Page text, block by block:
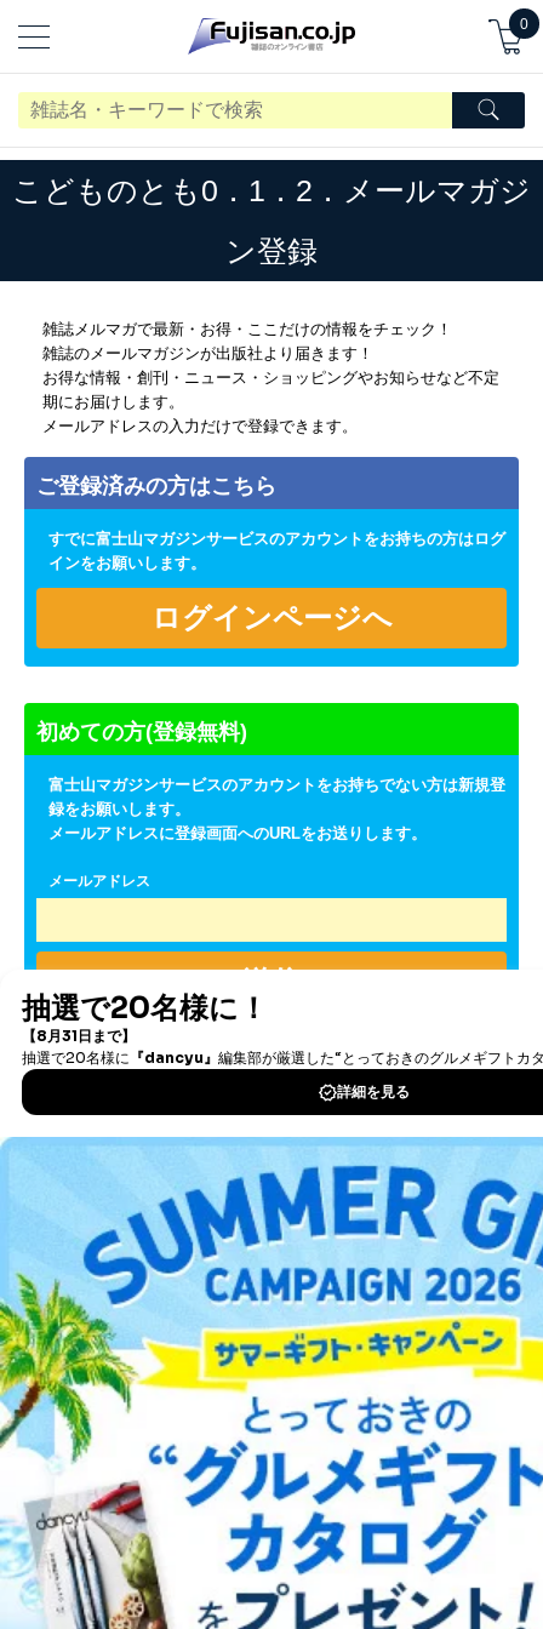
0
こどものとも0．1．2．メールマガジ
ン登録
雑誌メルマガで最新・お得・ここだけの情報をチェック！
雑誌のメールマガジンが出版社より届きます！
お得な情報・創刊・ニュース・ショッピングやお知らせなど不定
期にお届けします。
メールアドレスの入力だけで登録できます。
ご登録済みの方はこちら
すでに富士山マガジンサービスのアカウントをお持ちの方はログ
インをお願いします。
初めての方(登録無料)
富士山マガジンサービスのアカウントをお持ちでない方は新規登
録をお願いします。
メールアドレスに登録画面へのURLをお送りします。
メールアドレス
※入力いただいたメールアドレスに雑誌のメールマガジンを送信
いたします。迷惑メール対策設定をされている場合、
い。
携帯電話）ではご覧いただけません。パソコン、スマートフォ
ン、タブレットよりご登録ください。
※メールソフトの種類・バージョン・設定等により、メールが正
常に受信、表示されない場合があります。
総合案内
アフィリエイト
プレスリリース お問い合わせ
利用規約 プライバシーポリシー 特定商取引法に基づく表示 会社案内
出版社の皆様へ
投資家の皆様へサイトマップ